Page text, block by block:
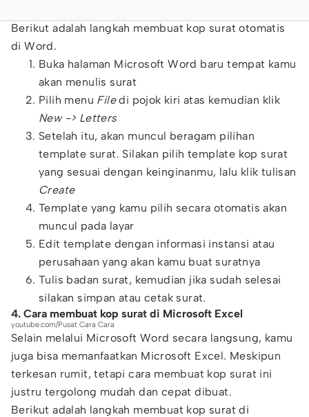
Berikut adalah langkah membuat kop surat otomatis
di Word.
Buka halaman Microsoft Word baru tempat kamu
akan menulis surat
Pilih menu Filedi pojok kiri atas kemudian klik
New -> Letters
Setelah itu, akan muncul beragam pilihan
template surat. Silakan pilih template kop surat
yang sesuai dengan keinginanmu, lalu klik tulisan
Create
Template yang kamu pilih secara otomatis akan
muncul pada layar
Edit template dengan informasi instansi atau
perusahaan yang akan kamu buat suratnya
Tulis badan surat, kemudian jika sudah selesai
silakan simpan atau cetak surat.
4. Cara membuat kop surat di Microsoft Excel
youtube.com/Pusat Cara Cara
Selain melalui Microsoft Word secara langsung, kamu
juga bisa memanfaatkan Microsoft Excel. Meskipun
terkesan rumit, tetapi cara membuat kop surat ini
justru tergolong mudah dan cepat dibuat.
Berikut adalah langkah membuat kop surat di